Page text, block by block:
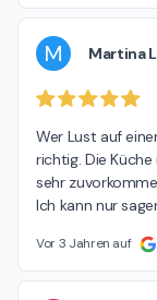
M Martina L
Wer Lust auf
richtig. Die
sehr
Ich kann nur
Vor 3 Jahren auf